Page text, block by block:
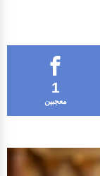
1
معجبين